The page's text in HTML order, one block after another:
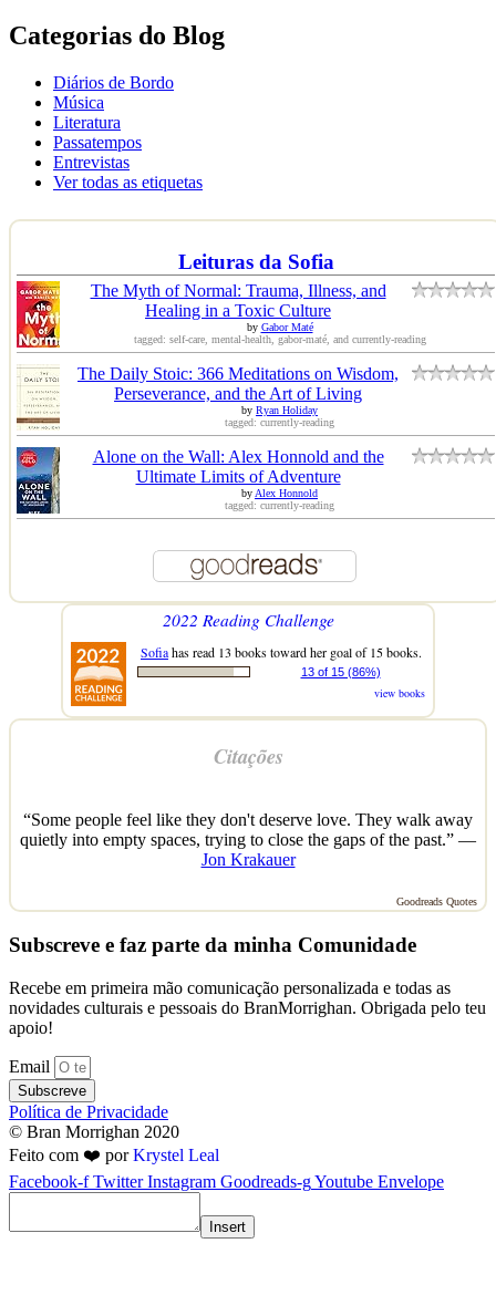
Categorias do Blog
Diários de Bordo
Música
Literatura
Passatempos
Entrevistas
Ver todas as etiquetas
Leituras da Sofia
The Myth of Normal: Trauma, Illness, and
Healing in a Toxic Culture
by Gabor Maté
tagged: self-care, mental-health, gabor-maté, and currently-reading
The Daily Stoic: 366 Meditations on Wisdom,
Perseverance, and the Art of Living
by Ryan Holiday
tagged: currently-reading
Alone on the Wall: Alex Honnold and the
Ultimate Limits of Adventure
by Alex Honnold
tagged: currently-reading
2022 Reading Challenge
Sofiahas read 13 books toward her goal of 15 books.
13 of 15 (86%)
view books
Citações
“Some people feel like they don't deserve love. They walk away
quietly into empty spaces, trying to close the gaps of the past.” —
Jon Krakauer
Goodreads Quotes
Subscreve e faz parte da minha Comunidade
Recebe em primeira mão comunicação personalizada e todas as
novidades culturais e pessoais do BranMorrighan. Obrigada pelo teu
apoio!
Email
Subscreve
Política de Privacidade
© Bran Morrighan 2020
Feito com ❤️ porKrystel Leal
Facebook-f Twitter Instagram Goodreads-gYoutube Envelope
Insert